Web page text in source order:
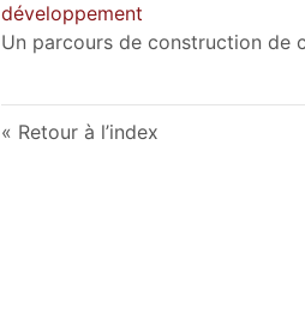
développement
Un parcours de construction de
Retour à l’index